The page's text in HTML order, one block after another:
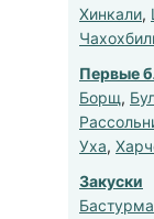
Хинкали,
Первые
Борщ,
Уха,
Закуски
Бастурма